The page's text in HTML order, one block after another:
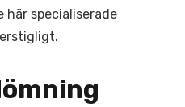
här specialiserade